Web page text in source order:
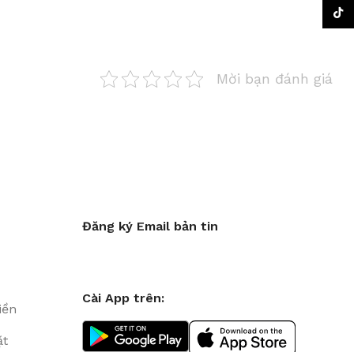
Mời bạn đánh giá
Đăng ký Email bản tin
Cài App trên: